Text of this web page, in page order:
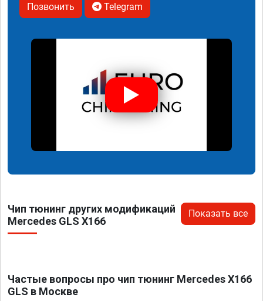
Позвонить Telegram
Чип тюнинг других модификаций
Mercedes GLS X166
Показать все
Частые вопросы про чип тюнинг Mercedes X166
GLS в Москве